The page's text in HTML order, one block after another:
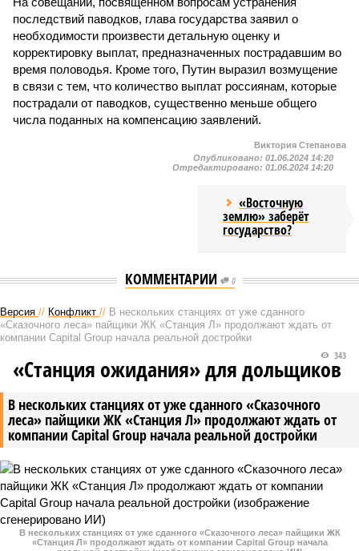
последствий паводков, глава государства заявил о
необходимости произвести детальную оценку и
корректировку выплат, предназначенных пострадавшим во
время половодья. Кроме того, Путин выразил возмущение
в связи с тем, что количество выплат россиянам, которые
пострадали от паводков, существенно меньше общего
числа поданных на компенсацию заявлений.
Виктория Степанова
Опубликовано: 01.06.2024 14:20
Отредактировано: 01.06.2024 14:20
«Восточную
землю» заберёт
государство?
КОММЕНТАРИИ 0
Версия // Конфликт // В нескольких станциях от уже сданного
«Сказочного леса» пайщики ЖК «Станция Л» продолжают ждать от
компании Capital Group начала реальной достройки
В нескольких станциях от уже сданного «Сказочного
леса» пайщики ЖК «Станция Л» продолжают ждать от
компании Capital Group начала реальной достройки
343
«Станция ожидания» для дольщиков
В нескольких станциях от уже сданного «Сказочного леса» пайщики ЖК
«Станция Л» продолжают ждать от компании Capital Group начала